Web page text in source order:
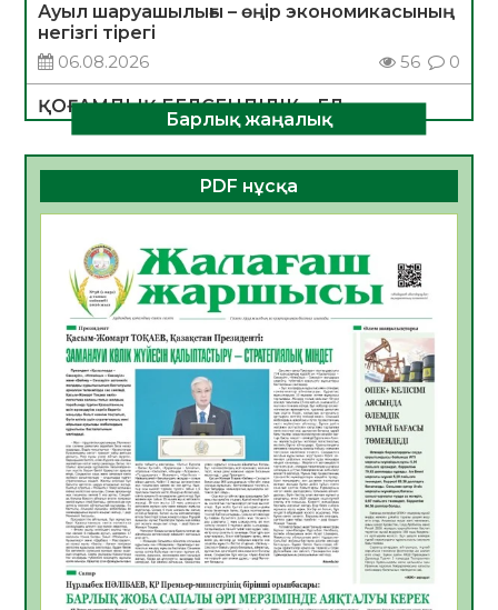
Ауыл шаруашылығы – өңір экономикасының
негізгі тірегі
06.08.2026
56 0
ҚОҒАМДЫҚ БЕЛСЕНДІЛІК – ЕЛ
ДАМУЫНЫҢ НЕГІЗІ
06.08.2026
54 0
ҚҰРЫЛТАЙ САЙЛАУЫ – БОЛАШАҚҚА
06.08.2026
Инфекциялық ауруларға қарсы иммундау
жұмыстарының тиімділігі
06.08.2026
58
Көкжөтел ауруы туралы
06.08.2026
56
АПВ вакцинасы туралы мәлімет
06.08.2026
57
Open Air: Қызылорда облысы полиция
департаменті 20 мыңнан астам
көрерменнің қауіпсіздігін қамтамасыз етті
Барлық жаңалық
PDF нұсқа